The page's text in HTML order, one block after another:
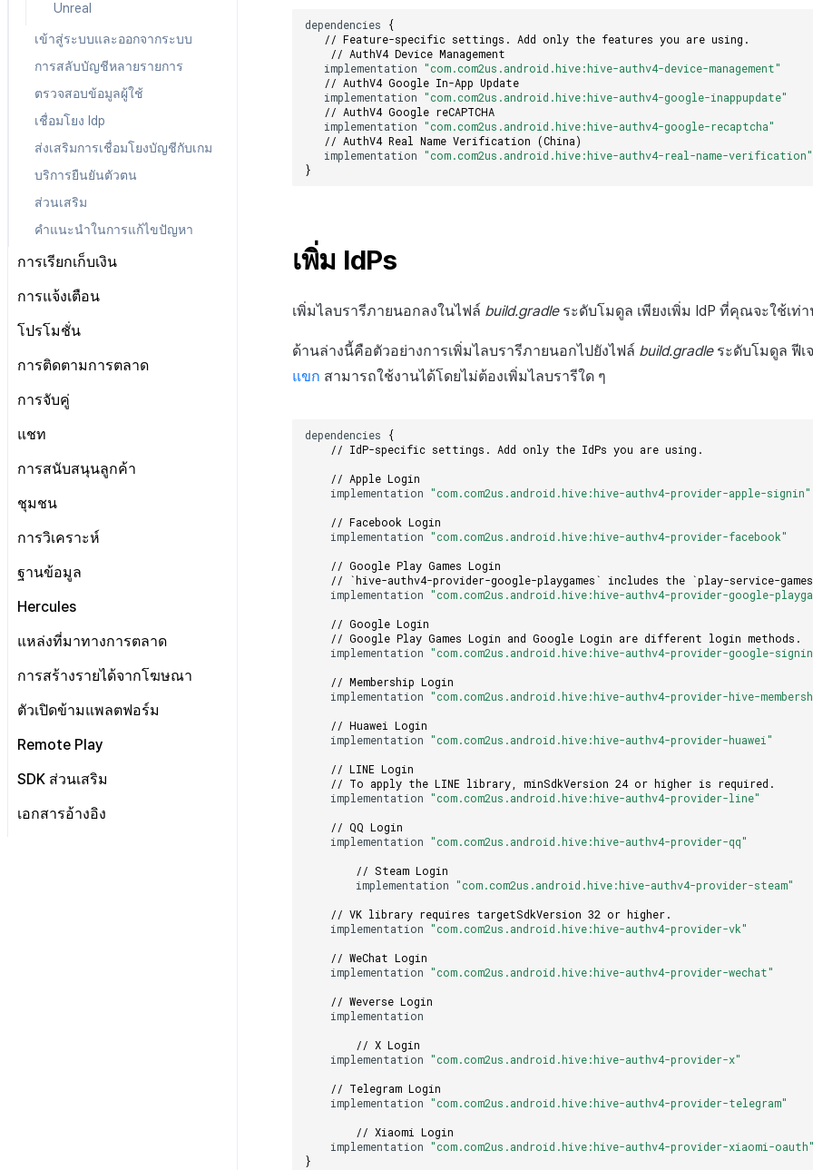
Unreal Engine 5
Unity iOS
Unity Windows
Unreal Android
Unreal iOS
Unreal Windows
Unreal
เข้าสู่ระบบและออกจากระบบ
การสลับบัญชีหลายรายการ
ตรวจสอบข้อมูลผู้ใช้
เชื่อมโยง Idp
ส่งเสริมการเชื่อมโยงบัญชีกับเกม
บริการยืนยันตัวตน
ส่วนเสริม
คำแนะนำในการแก้ไขปัญหา
การเรียกเก็บเงิน
ข้อกำหนดเบื้องต้น
Android
Unity
Unreal
การเริ่มต้น IAP v4
การตรวจสอบใบเสร็จ
IAP โปรโมชั่น
ระบบการชำระเงินแบบสมัคร
สมาชิก
การชำระเงิน PG
รายการ
ข้อมูล
การแจ้งเตือน
ข้อกำหนดเบื้องต้น
Unity
การส่งการแจ้งเตือนแบบท้องถิ่น
ขั้นสูง
โปรโมชั่น
ข้อกำหนดเบื้องต้น
Unity
รีวิว/ป๊อปอัพออก
ป้ายโปรโมชั่น
ขั้นสูง
สนับสนุน)
การติดตามการตลาด
ข้อกำหนดเบื้องต้น
iOS
Unity
Send exposed ad info
การติดตามลิงก์ลึกที่ถูกเลื่อนออกไป
DMA同意バナーの表示
การแก้ปัญหา
การจับคู่
การจับคู่ส่วนตัว
แชท
การเตรียมการ
Unity
ผู้ใช้
ข้อความ
การจัดการเหตุการณ์
การสนับสนุนลูกค้า
ชุมชน
การวิเคราะห์
ข้อกำหนดเบื้องต้น
ส่งบันทึกการวิเคราะห์
การส่งบันทึกไปยังเซิร์ฟเวอร์
Fluentd
ภาพรวม
วิธีการใช้ Fluentd
HTTP
SDK
บูรณาการกับบริการ MMP
None
การบูรณาการกับ Adjust
การใช้ประโยชน์จากข้อมูล
ฐานข้อมูล
ข้อกำหนดเบื้องต้น
Android
Unity
Unreal
Hercules
เริ่มต้นใช้งาน
API ของHercules
แหล่งที่มาทางการตลาด
ตั้งค่า Airbridge
การสร้างรายได้จากโฆษณา
Adiz
iOSUnity
C++
ADOP
Unity
DARO
ตัวเปิดข้ามแพลตฟอร์ม
เตรียมไฟล์แอป
ภาพรวม
ตรวจสอบแอป
Remote Play
รวมปลั๊กอิน
รับเหตุการณ์
SDK ส่วนเสริม
การเรียกเนื้อหาเว็บ
เอกสารอ้างอิง
dependencies
{
// Feature-specific settings. Add only the features you are using.
// AuthV4 Device Management
implementation "com.com2us.android.hive:hive-authv4-device-management"
// AuthV4 Google In-App Update
implementation "com.com2us.android.hive:hive-authv4-google-inappupdate"
// AuthV4 Google reCAPTCHA
implementation "com.com2us.android.hive:hive-authv4-google-recaptcha"
// AuthV4 Real Name Verification (China)
implementation "com.com2us.android.hive:hive-authv4-real-name-verification"
}
เพิ่ม IdPs
เพิ่มไลบรารีภายนอกลงในไฟล์ build.gradleระดับโมดูล เพียงเพิ่ม IdP ที่คุณจะใช้เท่
ด้านล่างนี้คือตัวอย่างการเพิ่มไลบรารีภายนอกไปยังไฟล์ build.gradleระดับโมดูล ฟีเ
แขก สามารถใช้งานได้โดยไม่ต้องเพิ่มไลบรารีใด ๆ
dependencies
{
// IdP-specific settings. Add only the IdPs you are using.
// Apple Login
implementation "com.com2us.android.hive:hive-authv4-provider-apple-signin"
// Facebook Login
implementation "com.com2us.android.hive:hive-authv4-provider-facebook"
// Google Play Games Login
// `hive-authv4-provider-google-playgames` includes the `play-service-
implementation "com.com2us.android.hive:hive-authv4-provider-google-
// Google Login
// Google Play Games Login and Google Login are different login methods.
implementation "com.com2us.android.hive:hive-authv4-provider-google-
// Membership Login
implementation "com.com2us.android.hive:hive-authv4-provider-hive-
// Huawei Login
implementation "com.com2us.android.hive:hive-authv4-provider-huawei"
// LINE Login
// To apply the LINE library, minSdkVersion 24 or higher is required.
implementation "com.com2us.android.hive:hive-authv4-provider-line"
// QQ Login
implementation "com.com2us.android.hive:hive-authv4-provider-qq"
// Steam Login
implementation "com.com2us.android.hive:hive-authv4-provider-steam"
// VK library requires targetSdkVersion 32 or higher.
implementation "com.com2us.android.hive:hive-authv4-provider-vk"
// WeChat Login
implementation "com.com2us.android.hive:hive-authv4-provider-wechat"
// Weverse Login
implementation
// X Login
implementation "com.com2us.android.hive:hive-authv4-provider-x"
// Telegram Login
implementation "com.com2us.android.hive:hive-authv4-provider-telegram"
// Xiaomi Login
implementation "com.com2us.android.hive:hive-authv4-provider-xiaomi-oauth"
}